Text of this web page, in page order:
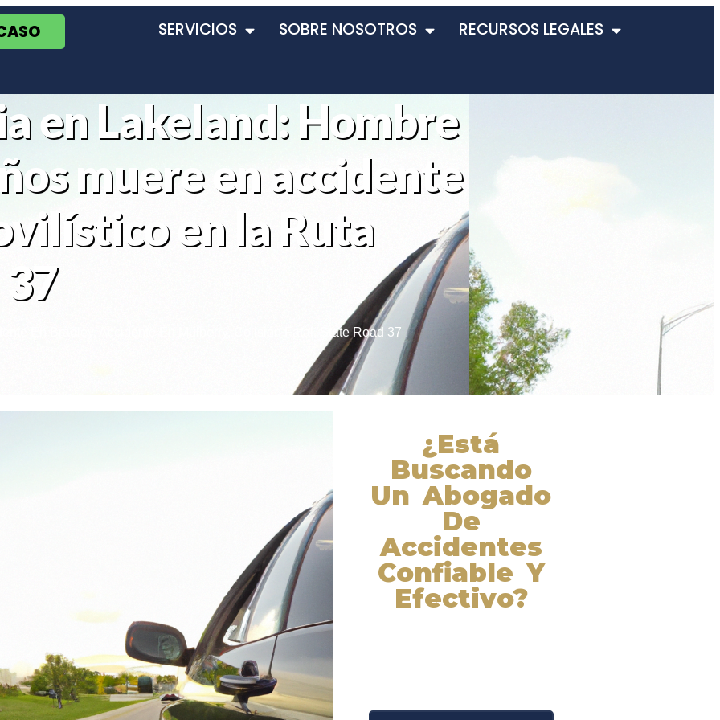
SERVICIOS SOBRE NOSOTROS RECURSOS LEGALES
en Lakeland: Hombre
muere en accidente
en la Ruta
State Road 37
¿Está
Buscando
Un Abogado
De
Accidentes
Confiable Y
Efectivo?